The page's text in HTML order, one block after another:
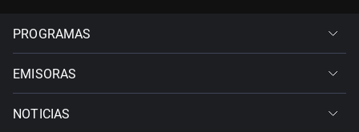
PROGRAMAS
EMISORAS
NOTICIAS